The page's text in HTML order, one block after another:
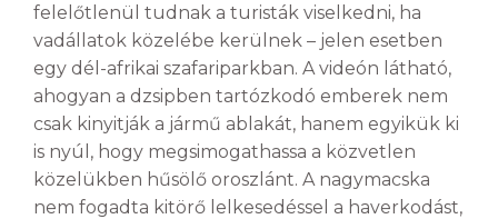
felelőtlenül tudnak a turisták viselkedni, ha
vadállatok közelébe kerülnek – jelen esetben
egy dél-afrikai szafariparkban. A videón látható,
ahogyan a dzsipben tartózkodó emberek nem
csak kinyitják a jármű ablakát, hanem egyikük ki
is nyúl, hogy megsimogathassa a közvetlen
közelükben hűsölő oroszlánt. A nagymacska
nem fogadta kitörő lelkesedéssel a haverkodást,